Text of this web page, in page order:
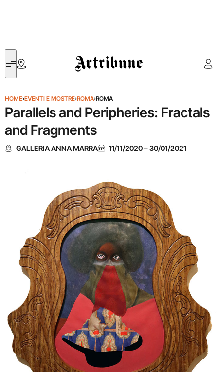
Artribune
HOME›EVENTI E MOSTRE›ROMA›ROMA
Parallels and Peripheries: Fractals
and Fragments
GALLERIA ANNA MARRA 11/11/2020–30/01/2021